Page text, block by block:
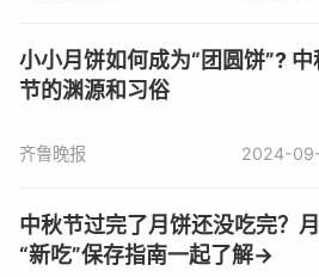
时期，典籍里就有记载。东
经很多，还出现了比较大的
小小月饼如何成为“团圆饼”? 中
节的渊源和习俗
齐鲁晚报 2024-
中秋节过完了月饼还没吃完？
“新吃”保存指南一起了解→